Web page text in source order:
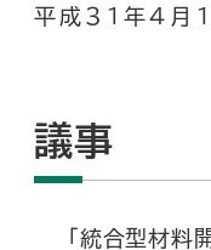
平成３１年４月１
議事
「統合型材料